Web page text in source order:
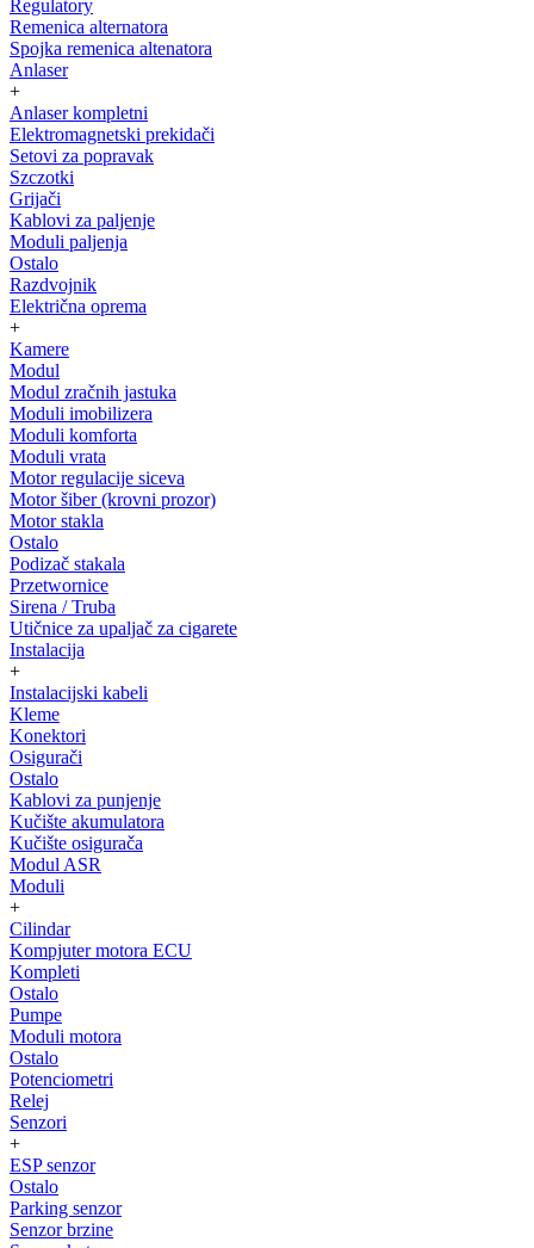
Regulatory
Remenica alternatora
Spojka remenica altenatora
Anlaser
+
Anlaser kompletni
Elektromagnetski prekidači
Setovi za popravak
Szczotki
Grijači
Kablovi za paljenje
Moduli paljenja
Ostalo
Razdvojnik
Električna oprema
+
Kamere
Modul
Modul zračnih jastuka
Moduli imobilizera
Moduli komforta
Moduli vrata
Motor regulacije siceva
Motor šiber (krovni prozor)
Motor stakla
Ostalo
Podizač stakala
Przetwornice
Sirena / Truba
Utičnice za upaljač za cigarete
Instalacija
+
Instalacijski kabeli
Kleme
Konektori
Osigurači
Ostalo
Kablovi za punjenje
Kučište akumulatora
Kučište osigurača
Modul ASR
Moduli
+
Cilindar
Kompjuter motora ECU
Kompleti
Ostalo
Pumpe
Moduli motora
Ostalo
Potenciometri
Relej
Senzori
+
ESP senzor
Ostalo
Parking senzor
Senzor brzine